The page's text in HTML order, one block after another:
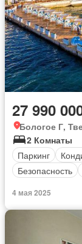
27 990
Бологое Г,
2 Комнаты
Паркинг
Безопасность
4 мая 2025